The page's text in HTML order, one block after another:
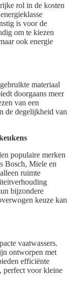
rol in de kosten
is voor de
om te kiezen
ook energie
materiaal
doorgaans meer
van een
de degelijkheid van
populaire merken
Bosch, Miele en
ruimte
bijzondere
keuze kan
vaatwassers.
ontworpen met
efficiënte
perfect voor kleine